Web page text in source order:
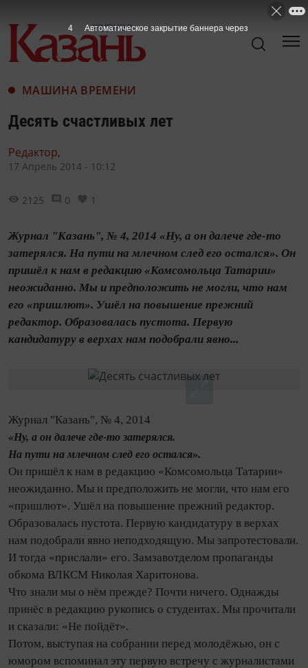
МАШИНА ВРЕМЕНИ
Десять счастливых лет
Редактор,
17 Апрель 2014 - 10:12
2125 0 1
Журнал "Казань", № 4, 2014 «Ну, а он далече где-то
затерялся. На пути на млечном след его остался». Он
пришёл к нам в редакцию «Комсомольца Татарии»
неожиданно. Мы и предположить не могли, что нам
его «пришлют». Ушёл на повышение прежний
редактор. Образовалась пустота. Первую
кандидатуру в верхах нам подобрали явно...
Журнал "Казань", № 4, 2014
«Ну, а он далече где-то затерялся.
На пути на млечном след его остался».
Он пришёл к нам в редакцию «Комсомольца Татарии»
неожиданно. Мы и предположить не могли, что нам его
«пришлют». Ушёл на повышение прежний редактор.
Образовалась пустота. Первую кандидатуру в верхах
нам подобрали явно неподходящую. Мы запротестовали.
И тогда «прислали» его. Замзавотделом пропаганды
обкома ВЛКСМ Николая Харитонова.
Что знали мы о нём прежде? Почти ничего. Однажды
принёс в редакцию рукопись о студентах. Мы прочитали
и сказали: «Не пойдёт».
Потом, выступая на собрании перед молодёжью, он с
юмором вспоминал эту первую встречу с журналистами
3 Автоматическое закрытие баннера через